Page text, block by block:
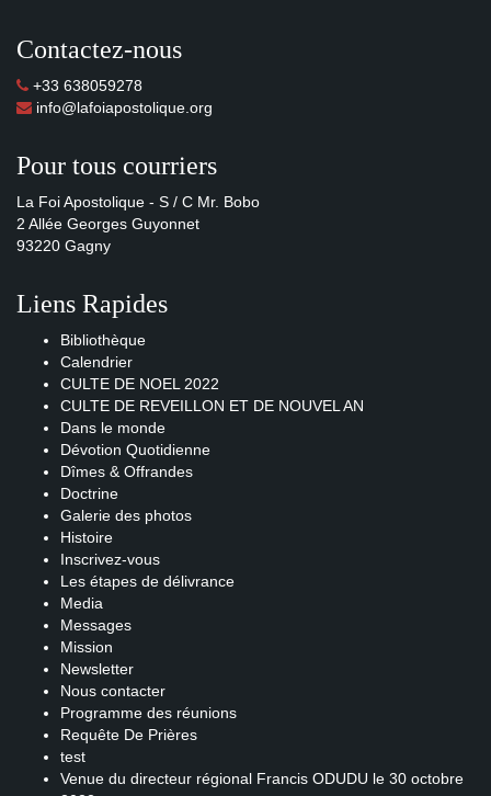
Contactez-nous
+33 638059278
info@lafoiapostolique.org
Pour tous courriers
La Foi Apostolique - S / C Mr. Bobo
2 Allée Georges Guyonnet
93220 Gagny
Liens Rapides
Bibliothèque
Calendrier
CULTE DE NOEL 2022
CULTE DE REVEILLON ET DE NOUVEL AN
Dans le monde
Dévotion Quotidienne
Dîmes & Offrandes
Doctrine
Galerie des photos
Histoire
Inscrivez-vous
Les étapes de délivrance
Media
Messages
Mission
Newsletter
Nous contacter
Programme des réunions
Requête De Prières
test
Venue du directeur régional Francis ODUDU le 30 octobre